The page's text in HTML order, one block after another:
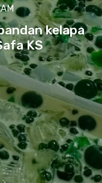
kelapa
KS